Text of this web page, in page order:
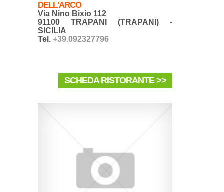
DELL'ARCO
Via Nino Bixio 112
91100 TRAPANI (TRAPANI) -
SICILIA
Tel. +39.092327796
SCHEDA RISTORANTE >>